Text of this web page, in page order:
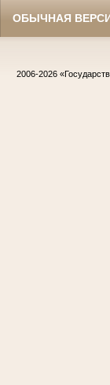
ОБЫЧНАЯ
2006-2026